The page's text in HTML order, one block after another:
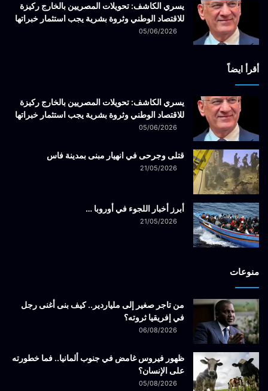
يسري الكاشف: تحويلات المصريين بالخارج ركيزة
للاقتصاد الوطني وثروة بشرية يجب استثمار خبراتها
05/06/2026
أقرأ ايضاً
يسري الكاشف: تحويلات المصريين بالخارج ركيزة
للاقتصاد الوطني وثروة بشرية يجب استثمار خبراتها
05/06/2026
قتلى وجرحى في انهيار مبنى بمدينة فاس
21/05/2026
أبرز أخبار اللجوء في أوروبا …
21/05/2026
منوعات
من تاجر صغير إلى ملياردير.. كيف بنى أغنى رجل
في إفريقيا ثروته؟
06/08/2026
ظهور فيروس غامض في جنوب ألمانيا.. فما خطورته
على الإنسان؟
05/08/2026